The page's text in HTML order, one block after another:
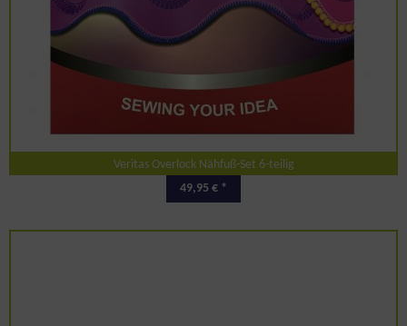
Veritas Overlock Nähfuß-Set 6-teilig
49,95 € *